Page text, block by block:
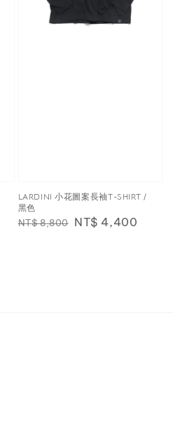
LARDINI 小花圖案長袖T-SHIRT /
黑色
Regular
NT$ 8,800 Sale
NT$ 4,400